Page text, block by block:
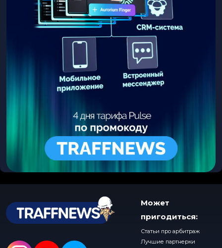
Может
пригодиться:
Статьи про арбитраж
Лучшие партнерки